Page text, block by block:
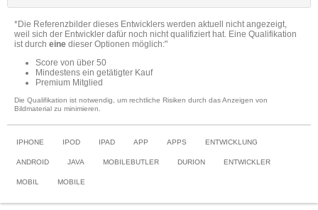
*Die Referenzbilder dieses Entwicklers werden aktuell nicht angezeigt,
weil sich der Entwickler dafür noch nicht qualifiziert hat. Eine Qualifikation
ist durch eine dieser Optionen möglich:"
Score von über 50
Mindestens ein getätigter Kauf
Premium Mitglied
Die Qualifikation ist notwendig, um rechtliche Risiken durch das Anzeigen von
Bildmaterial zu minimieren.
IPHONE IPOD IPAD APP APPS ENTWICKLUNG
ANDROID JAVA MOBILEBUTLER DURION ENTWICKLER
MOBIL MOBILE